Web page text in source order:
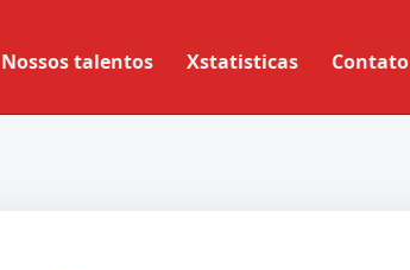
Nossos talentos Xstatisticas Contato